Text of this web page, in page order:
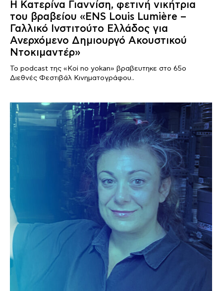
Η Κατερίνα Γιαννίση, φετινή νικήτρια
του βραβείου «ENS Louis Lumière –
Γαλλικό Ινστιτούτο Ελλάδος για
Ανερχόμενο Δημιουργό Ακουστικού
Ντοκιμαντέρ»
Το podcast της «Koi no yokan» βραβευτηκε στο 65ο
Διεθνές Φεστιβάλ Κινηματογράφου..